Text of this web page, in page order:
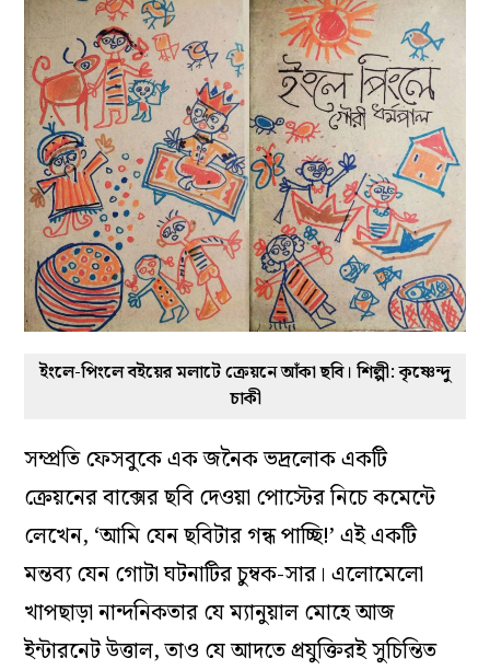
ইংলে-পিংলে বইয়ের মলাটে ক্রেয়নে আঁকা ছবি। শিল্পী: কৃষ্ণেন্দু
চাকী
সম্প্রতি ফেসবুকে এক জনৈক ভদ্রলোক একটি
ক্রেয়নের বাক্সের ছবি দেওয়া পোস্টের নিচে কমেন্টে
লেখেন, ‘আমি যেন ছবিটার গন্ধ পাচ্ছি!’ এই একটি
মন্তব্য যেন গোটা ঘটনাটির চুম্বক-সার। এলোমেলো
খাপছাড়া নান্দনিকতার যে ম্যানুয়াল মোহে আজ
ইন্টারনেট উত্তাল, তাও যে আদতে প্রযুক্তিরই সুচিন্তিত